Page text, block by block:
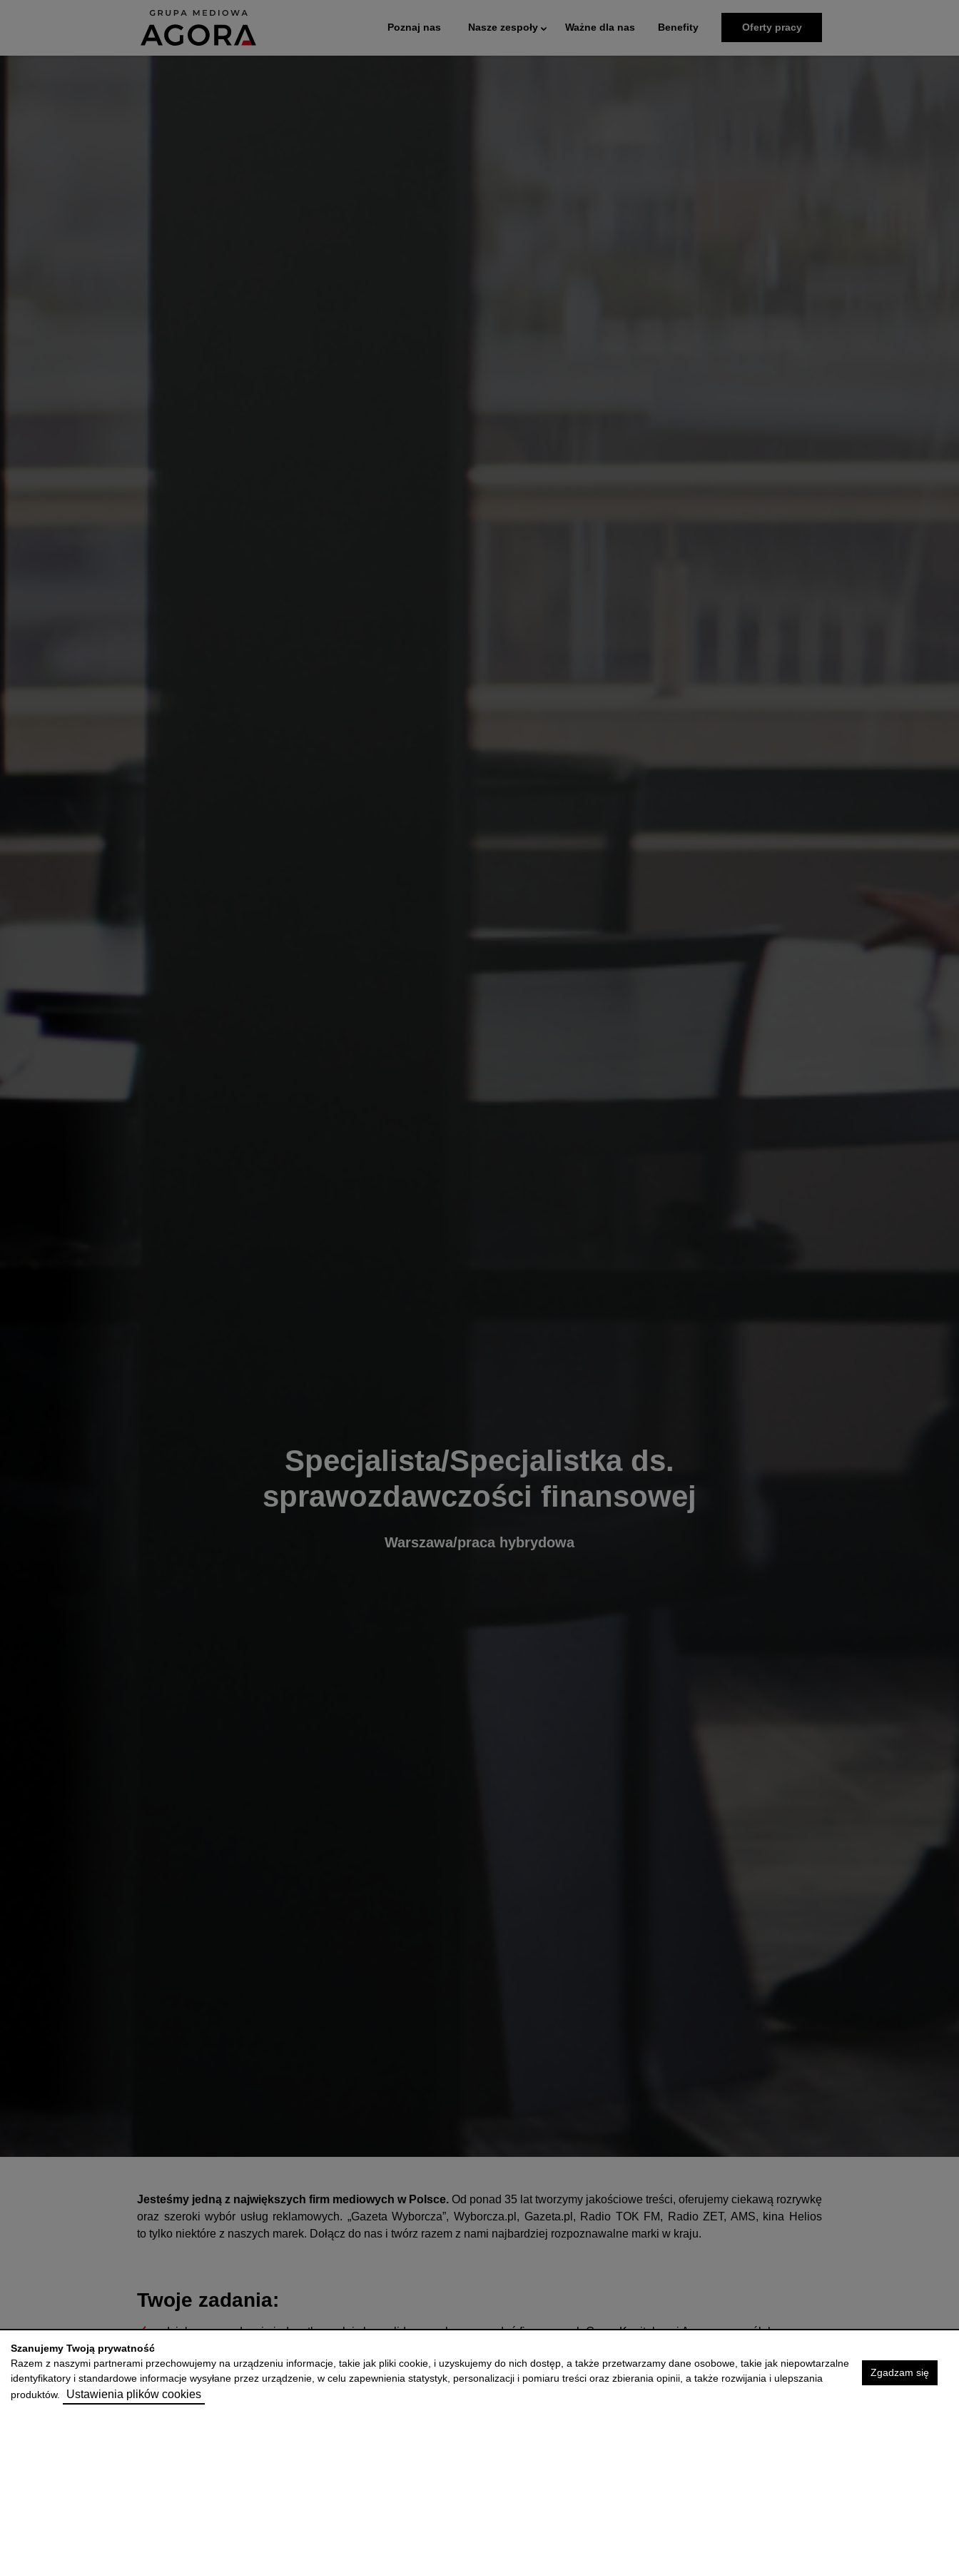
Poznaj nas Nasze zespoły Ważne dla nas Benefity Oferty pracy
Specjalista/Specjalistka ds.
sprawozdawczości finansowej
Warszawa/praca hybrydowa
Jesteśmy jedną z największych firm mediowych w Polsce. Od ponad 35 lat tworzymy jakościowe treści, oferujemy ciekawą rozrywkę
oraz szeroki wybór usług reklamowych. „Gazeta Wyborcza”, Wyborcza.pl, Gazeta.pl, Radio TOK FM, Radio ZET, AMS, kina Helios
to tylko niektóre z naszych marek. Dołącz do nas i twórz razem z nami najbardziej rozpoznawalne marki w kraju.
Twoje zadania:
udział w sporządzaniu jednostkowych i skonsolidowanych sprawozdań finansowych Grupy Kapitałowej Agora oraz spółek
przygotowywanie raportów giełdowych i danych publikowanych na GPW,
wsparcie procesu konsolidacji oraz weryfikacja danych finansowych spółek Grupy,
Szanujemy Twoją prywatność
Razem z naszymi partnerami przechowujemy na urządzeniu informacje, takie jak pliki cookie, i uzyskujemy do nich dostęp, a także przetwarzamy dane osobowe, takie jak niepowtarzalne
identyfikatory i standardowe informacje wysyłane przez urządzenie, w celu zapewnienia statystyk, personalizacji i pomiaru treści oraz zbierania opinii, a także rozwijania i ulepszania
produktów.
Ustawienia plików cookies
Zgadzam się